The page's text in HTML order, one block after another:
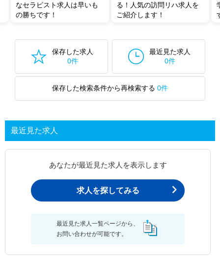
なセラピスト求人は早いも
の勝ちです！
る！人気の訪問リハ求人を
ご紹介します！
保存した求人
0件
最近見た求人
0件
保存した検索条件から再検索する 0件
最近見た求人
あなたが最近見た求人を表示します
求人を探してみる
最近見た求人一覧ページから、
お問い合わせが可能です。